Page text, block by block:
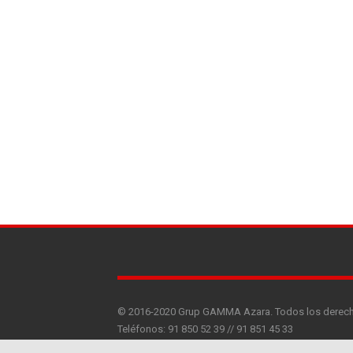
© 2016-2020 Grup GAMMA Azara. Todos los
Teléfonos: 91 850 52 39 // 91 851 45 33